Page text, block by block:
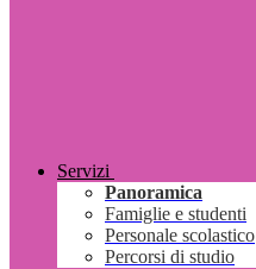
Servizi
Panoramica
Famiglie e studenti
Personale scolastico
Percorsi di studio